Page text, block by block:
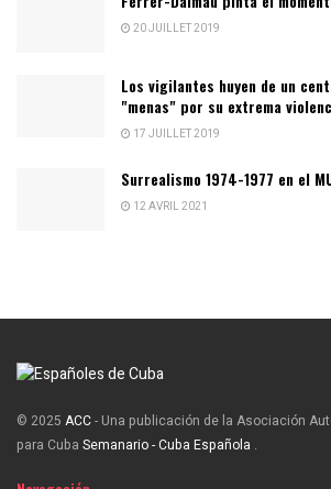
20 JUILLET 2019
Los vigilantes huyen de un
"menas" por su extrema
17 JUILLET 2019
Surrealismo 1974-1977 en el
12 AVRIL 2021
© 2025 ACC- Una publicación de la Asociación
para Cuba Semanario - Cuba Española .